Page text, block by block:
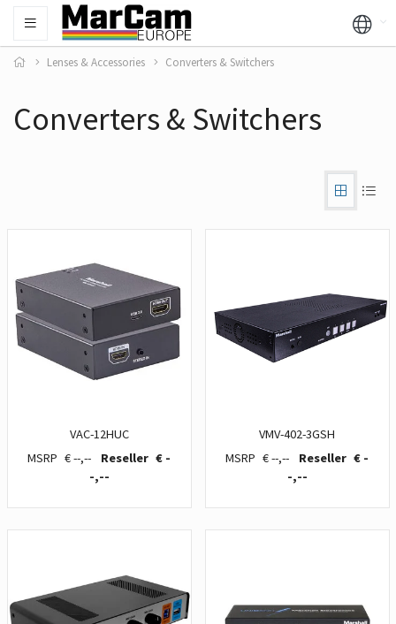
Lenses & Accessories Converters & Switchers
Converters & Switchers
VAC-12HUC
€ --,--
€ -
-,--
VMV-402-3GSH
€ --,--
€ -
-,--